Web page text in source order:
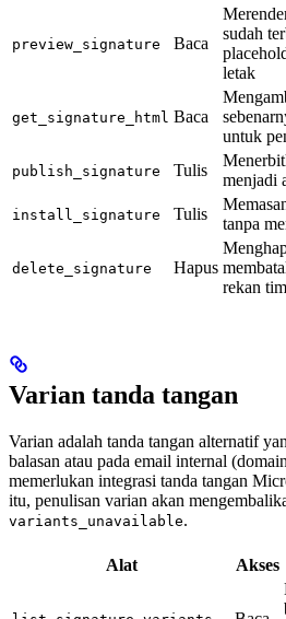
preview_signature Baca
sudah
letak
get_signature_html Baca
untuk
publish_signature Tulis
menjadi
install_signature Tulis
tanpa
delete_signature Hapus
rekan tim
Varian tanda tangan
Varian adalah tanda tangan alternatif
balasan atau pada email internal
memerlukan integrasi tanda tangan
itu, penulisan varian akan
variants_unavailable.
Alat Akses